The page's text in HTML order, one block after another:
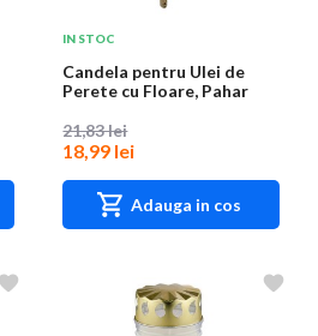
IN STOC
Candela pentru Ulei de
Perete cu Floare, Pahar
21,83 lei
18,99 lei
Adauga in cos